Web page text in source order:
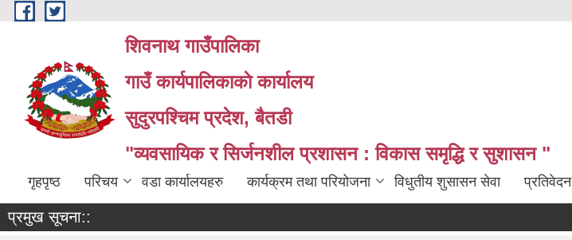
Skip to main content
शिवनाथ गाउँपालिका
गाउँ कार्यपालिकाकाे कार्यालय
सुदुरपश्चिम प्रदेश, बैतडी
"व्यवसायिक र सिर्जनशील प्रशासन : विकास समृद्धि र सुशासन "
गृहपृष्ठ परिचय वडा कार्यालयहरु कार्यक्रम तथा परियोजना विधुतीय शुसासन सेवा प्रतिवेदन
प्रमुख सूचना::